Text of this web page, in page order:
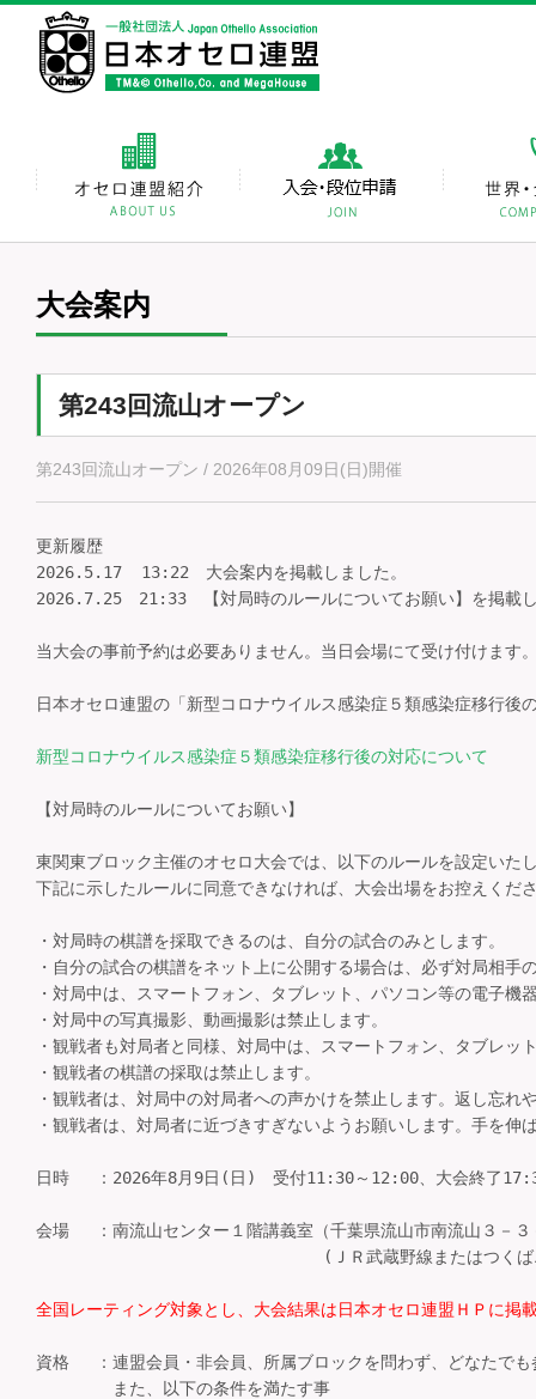
大会案内
第243回流山オープン
第243回流山オープン / 2026年08月09日(日)開催
更新履歴
2026.5.17  13:22　大会案内を掲載しました。
2026.7.25　21:33　【対局時のルールについてお願い】を掲載
当大会の事前予約は必要ありません。当日会場にて受け付けます
日本オセロ連盟の「新型コロナウイルス感染症５類感染症移行後
新型コロナウイルス感染症５類感染症移行後の対応について
【対局時のルールについてお願い】
東関東ブロック主催のオセロ大会では、以下のルールを設定いた
下記に示したルールに同意できなければ、大会出場をお控えくだ
・対局時の棋譜を採取できるのは、自分の試合のみとします。
・自分の試合の棋譜をネット上に公開する場合は、必ず対局相
・対局中は、スマートフォン、タブレット、パソコン等の電子機
・対局中の写真撮影、動画撮影は禁止します。
・観戦者も対局者と同様、対局中は、スマートフォン、タブレ
・観戦者の棋譜の採取は禁止します。
・観戦者は、対局中の対局者への声かけを禁止します。返し忘
・観戦者は、対局者に近づきすぎないようお願いします。手を
日時 　：2026年8月9日(日)　受付11:30～12:00、大会終了
会場 　：南流山センター１階講義室（千葉県流山市南流山３－３
(ＪＲ武蔵野線またはつくばエクスプレス
全国レーティング対象とし、大会結果は日本オセロ連盟ＨＰに掲
資格 　：連盟会員・非会員、所属ブロックを問わず、どなたで
また、以下の条件を満たす事